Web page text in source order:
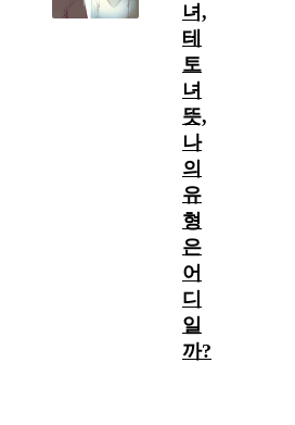
녀,
테
토
녀
뜻,
나
의
유
형
은
어
디
일
까?